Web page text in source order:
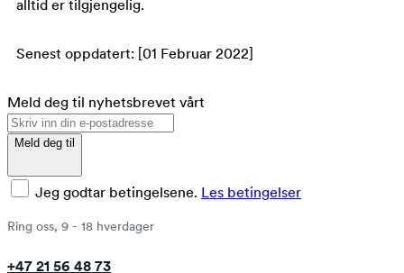
alltid er tilgjengelig.
Senest oppdatert: [01 Februar 2022]
Meld deg til nyhetsbrevet vårt
Meld deg til
Jeg godtar betingelsene. Les betingelser
Ring oss, 9 - 18 hverdager
+47 21 56 48 73